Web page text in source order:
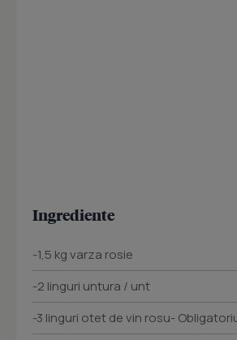
Ingrediente
-1,5 kg varza rosie
-2 linguri untura / unt
-3 linguri otet de vin rosu-